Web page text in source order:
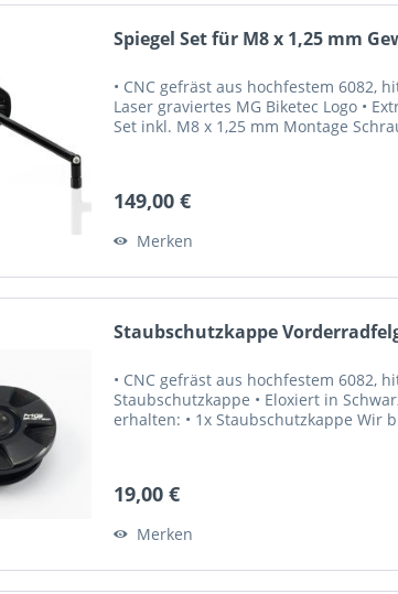
Spiegel Set für M8 x 1,25 mm
• CNC gefräst aus hochfestem 6082,
Laser graviertes MG Biketec Logo •
Set inkl. M8 x 1,25 mm Montage
149,00 €
Merken
Staubschutzkappe
• CNC gefräst aus hochfestem 6082,
Staubschutzkappe • Eloxiert in
erhalten: • 1x Staubschutzkappe Wir
19,00 €
Merken